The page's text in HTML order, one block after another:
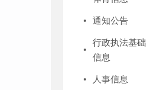
通知公告
行政执法基础
信息
人事信息